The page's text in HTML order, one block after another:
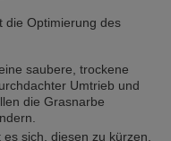
die Optimierung des
saubere, trockene
Umtrieb und
die Grasnarbe
sich, diesen zu kürzen,